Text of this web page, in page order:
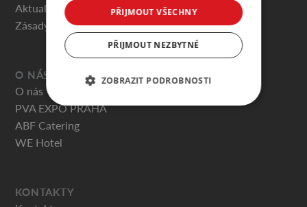
Aktuality
Zásady ochrany osobních údajů
O NÁS
O nás
PVA EXPO PRAHA
ABF Catering
WE Hotel
KONTAKTY
PŘIJMOUT VŠECHNY
PŘIJMOUT NEZBYTNÉ
ZOBRAZIT PODROBNOSTI